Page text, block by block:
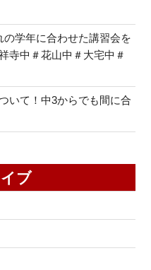
学年に合わせた講習会を
寺中＃花山中＃大宅中＃
いて！中3からでも間に合
ブ